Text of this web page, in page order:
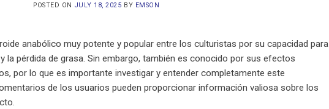
POSTED ON JULY 18, 2025 BY EMSON
anabólico muy potente y popular entre los culturistas por su capacidad para
la pérdida de grasa. Sin embargo, también es conocido por sus efectos
por lo que es importante investigar y entender completamente este
de los usuarios pueden proporcionar información valiosa sobre los